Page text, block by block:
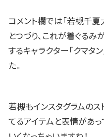
コメント欄では「若槻千夏
とつづり、これが着ぐるみ
するキャラクター「クマタ
た。
若槻もインスタグラムのス
てるアイテムと表情があ